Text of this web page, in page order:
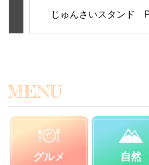
じゅんさいスタンド
MENU
グルメ 自然